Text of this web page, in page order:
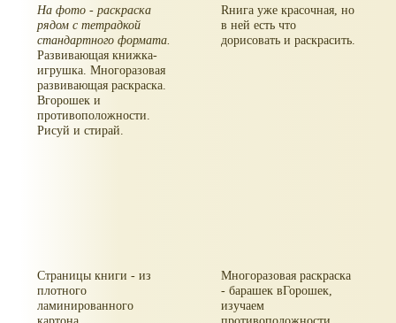
На фото - раскраска
рядом с тетрадкой
стандартного формата.
Развивающая книжка-
игрушка. Многоразовая
развивающая раскраска.
Вгорошек и
противоположности.
Рисуй и стирай.
Rнига уже красочная, но
в ней есть что
дорисовать и раскрасить.
Страницы книги - из
плотного
ламинированного
Многоразовая раскраска
- барашек вГорошек,
изучаем